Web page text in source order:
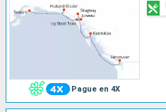
Pague en 4X